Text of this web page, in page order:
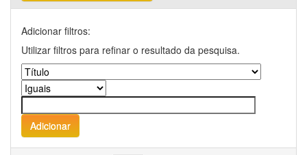
Adicionar filtros:
Utilizar filtros para refinar o resultado da pesquisa.